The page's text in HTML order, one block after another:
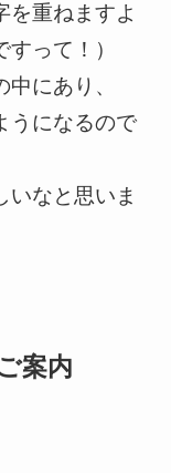
を重ねますよ
って！）
にあり、
うになるので
いなと思いま
案内